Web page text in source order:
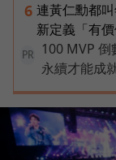
6 連黃仁勳都
新定義「有
PR
100 MVP 倒
永續才能成